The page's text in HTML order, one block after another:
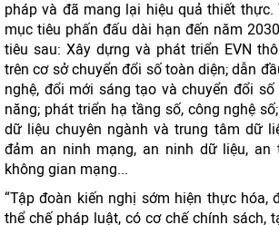
pháp và đã mang lại hiệu quả thiết thực.
mục tiêu phấn đấu dài hạn đến năm
tiêu sau: Xây dựng và phát triển EVN
trên cơ sở chuyển đổi số toàn diện; dẫn
nghệ, đổi mới sáng tạo và chuyển đổi
năng; phát triển hạ tầng số, công nghệ
dữ liệu chuyên ngành và trung tâm dữ
đảm an ninh mạng, an ninh dữ liệu, an
không gian mạng...
“Tập đoàn kiến nghị sớm hiện thực hóa,
thể chế pháp luật, có cơ chế chính sách,